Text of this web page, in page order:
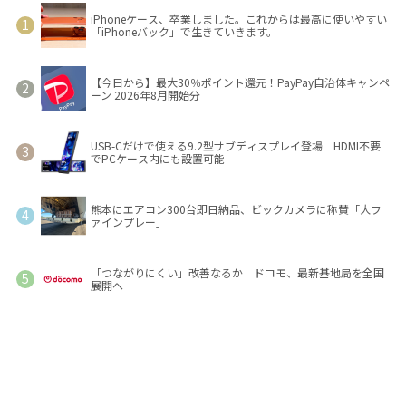
iPhoneケース、卒業しました。これからは最高に使いやすい
「iPhoneバック」で生きていきます。
【今日から】最大30％ポイント還元！PayPay自治体キャンペ
ーン 2026年8月開始分
USB-Cだけで使える9.2型サブディスプレイ登場 HDMI不要
でPCケース内にも設置可能
熊本にエアコン300台即日納品、ビックカメラに称賛「大フ
ァインプレー」
「つながりにくい」改善なるか ドコモ、最新基地局を全国
展開へ